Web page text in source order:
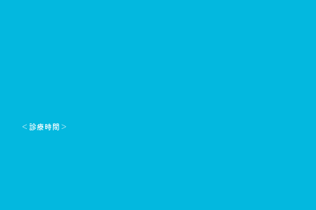
＜診療時間＞